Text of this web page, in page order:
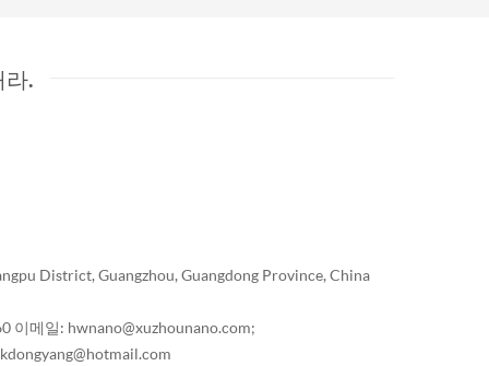
라.
District, Guangzhou, Guangdong Province, China
이메일: hwnano@xuzhounano.com;